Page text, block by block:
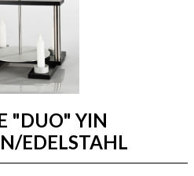
"DUO" YIN
EDELSTAHL